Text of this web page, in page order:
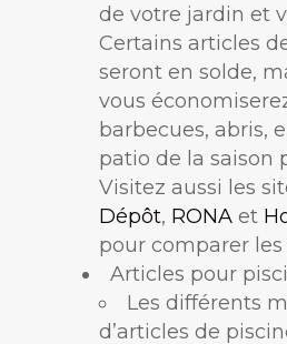
de votre jardin et
Certains articles
seront en solde,
vous
barbecues, abris,
patio de la saison
Visitez aussi les
Dépôt, RONA et
pour comparer les
Articles pour
Les différents
d’articles de